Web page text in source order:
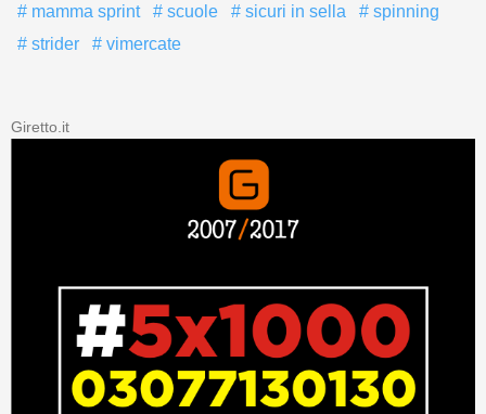
mamma sprint
scuole sicuri in sella
spinning
strider
vimercate
Giretto.it